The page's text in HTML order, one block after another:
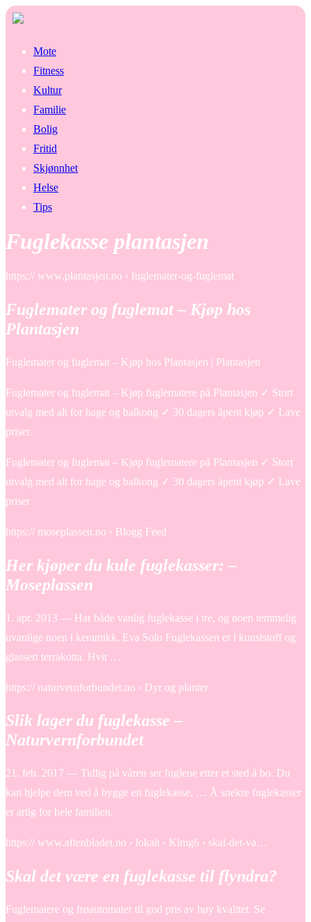
Mote
Fitness
Kultur
Familie
Bolig
Fritid
Skjønnhet
Helse
Tips
Fuglekasse plantasjen
https:// www.plantasjen.no › fuglemater-og-fuglemat
Fuglemater og fuglemat – Kjøp hos
Plantasjen
Fuglemater og fuglemat – Kjøp hos Plantasjen | Plantasjen
Fuglemater og fuglemat – Kjøp fuglematere på Plantasjen ✓ Stort
utvalg med alt for hage og balkong ✓ 30 dagers åpent kjøp ✓ Lave
priser.
Fuglemater og fuglemat – Kjøp fuglematere på Plantasjen ✓ Stort
utvalg med alt for hage og balkong ✓ 30 dagers åpent kjøp ✓ Lave
priser
https:// moseplassen.no › Blogg Feed
Her kjøper du kule fuglekasser: –
Moseplassen
1. apr. 2013 — Har både vanlig fuglekasse i tre, og noen temmelig
uvanlige noen i keramikk. Eva Solo Fuglekassen er i kunststoff og
glassert terrakotta. Hvit …
https:// naturvernforbundet.no › Dyr og planter
Slik lager du fuglekasse –
Naturvernforbundet
21. feb. 2017 — Tidlig på våren ser fuglene etter et sted å bo. Du
kan hjelpe dem ved å bygge en fuglekasse. … Å snekre fuglekasser
er artig for hele familien.
https:// www.aftenbladet.no › lokalt › Klmg6 › skal-det-va…
Skal det være en fuglekasse til flyndra?
Fuglematere og frøautomater til god pris av høy kvalitet. Se